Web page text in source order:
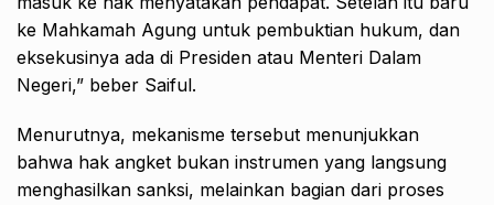
ke Mahkamah Agung untuk pembuktian hukum, dan
eksekusinya ada di Presiden atau Menteri Dalam
Negeri,” beber Saiful.
Menurutnya, mekanisme tersebut menunjukkan
bahwa hak angket bukan instrumen yang langsung
menghasilkan sanksi, melainkan bagian dari proses